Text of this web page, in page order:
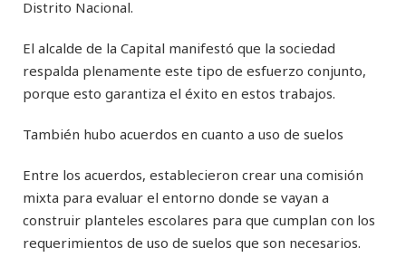
Distrito Nacional.
El alcalde de la Capital manifestó que la sociedad
respalda plenamente este tipo de esfuerzo conjunto,
porque esto garantiza el éxito en estos trabajos.
También hubo acuerdos en cuanto a uso de suelos
Entre los acuerdos, establecieron crear una comisión
mixta para evaluar el entorno donde se vayan a
construir planteles escolares para que cumplan con los
requerimientos de uso de suelos que son necesarios.